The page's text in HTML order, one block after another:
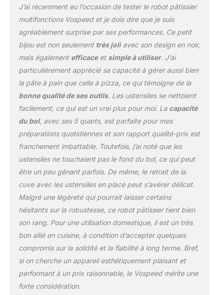
et un fonctionnement
sûr. La grande capacité
signifie que vous pouvez
mélanger la pâte en un
lot pour 3 feuilles de
pain, 5 livres de purée de
papas ou 7 dizaines de
biscuits. Crochet pour
pâte à pain à 1 vitesse
<62dB, 1-8 sur
engrenages réglables
62dB-75dB (bruit
ambiant de 56dB).
TÊTE INCLINABLE ET
ANTIDÉRAPANTE】 Le
mélangeur à gâteaux
avec tête inclinable
un accès facile au bol du
mixeur et au fouet
attaché, mais il est
également facile à
installer et à enlever le
bol en acier inoxydable et
3 accessoires. 4
ventouses robustes en
J’ai récemment eu l’occasion de tester le robot pâtissier
multifonctions Vospeed et je dois dire que je suis
agréablement surprise par ses performances. Ce petit
bijou est non seulement très joliavec son design en noir,
mais également efficaceet simple à utiliser. J’ai
particulièrement apprécié sa capacité à gérer aussi bien
la pâte à pain que celle à pizza, ce qui témoigne de la
bonne qualité de ses outils. Les ustensiles se nettoient
facilement, ce qui est un vrai plus pour moi. La capacité
du bol, avec ses 5 quarts, est parfaite pour mes
préparations quotidiennes et son rapport qualité-prix est
franchement imbattable. Toutefois, j’ai noté que les
ustensiles ne touchaient pas le fond du bol, ce qui peut
être un peu gênant parfois. De même, le retrait de la
cuve avec les ustensiles en place peut s’avérer délicat.
Malgré une légèreté qui pourrait laisser certains
hésitants sur la robustesse, ce robot pâtissier tient bien
son rang. Pour une utilisation domestique, il est un très
bon allié en cuisine, à condition d’accepter quelques
compromis sur la solidité et la fiabilité à long terme. Bref,
si on cherche un appareil esthétiquement plaisant et
performant à un prix raisonnable, le Vospeed mérite une
forte considération.